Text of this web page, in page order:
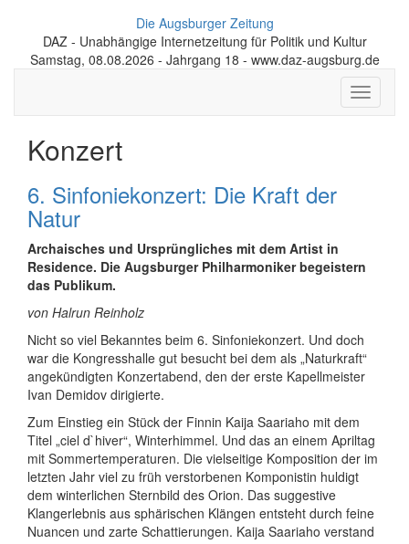
Die Augsburger Zeitung
DAZ - Unabhängige Internetzeitung für Politik und Kultur
Samstag, 08.08.2026 - Jahrgang 18 - www.daz-augsburg.de
Toggle
Konzert
6. Sinfoniekonzert: Die Kraft der
Natur
Archaisches und Ursprüngliches mit dem Artist in
Residence. Die Augsburger Philharmoniker begeistern
das Publikum.
von Halrun Reinholz
Nicht so viel Bekanntes beim 6. Sinfoniekonzert. Und doch
war die Kongresshalle gut besucht bei dem als „Naturkraft“
angekündigten Konzertabend, den der erste Kapellmeister
Ivan Demidov dirigierte.
Zum Einstieg ein Stück der Finnin Kaija Saariaho mit dem
Titel „ciel d`hiver“, Winterhimmel. Und das an einem Apriltag
mit Sommertemperaturen. Die vielseitige Komposition der im
letzten Jahr viel zu früh verstorbenen Komponistin huldigt
dem winterlichen Sternbild des Orion. Das suggestive
Klangerlebnis aus sphärischen Klängen entsteht durch feine
Nuancen und zarte Schattierungen. Kaija Saariaho verstand